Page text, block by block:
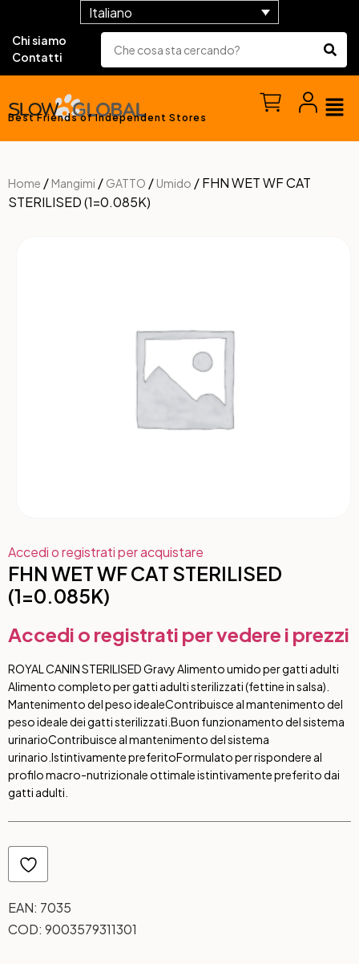
Italiano
Chi siamo
Contatti
Best Friends of Independent Stores
Home / Mangimi / GATTO / Umido / FHN WET WF CAT
STERILISED (1=0.085K)
Accedi o registrati per acquistare
FHN WET WF CAT STERILISED
(1=0.085K)
Accedi o registrati per vedere i prezzi
ROYAL CANIN STERILISED Gravy Alimento umido per gatti adulti
Alimento completo per gatti adulti sterilizzati (fettine in salsa).
Mantenimento del peso idealeContribuisce al mantenimento del
peso ideale dei gatti sterilizzati. Buon funzionamento del sistema
urinarioContribuisce al mantenimento del sistema
urinario. Istintivamente preferitoFormulato per rispondere al
profilo macro-nutrizionale ottimale istintivamente preferito dai
gatti adulti.
EAN: 7035
COD: 9003579311301